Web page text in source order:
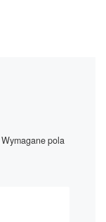
Wymagane pola